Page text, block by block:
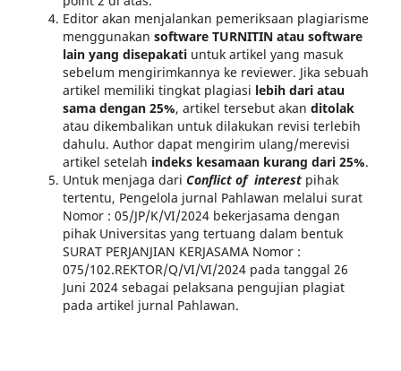
Editor akan menjalankan pemeriksaan plagiarisme
menggunakan software TURNITIN atau software
lain yang disepakatiuntuk artikel yang masuk
sebelum mengirimkannya ke reviewer. Jika sebuah
artikel memiliki tingkat plagiasi lebih dari atau
sama dengan 25%, artikel tersebut akan ditolak
atau dikembalikan untuk dilakukan revisi terlebih
dahulu. Author dapat mengirim ulang/merevisi
artikel setelah indeks kesamaan kurang dari 25%.
Untuk menjaga dari Conflict of interestpihak
tertentu, Pengelola jurnal Pahlawan melalui surat
Nomor : 05/JP/K/VI/2024 bekerjasama dengan
pihak Universitas yang tertuang dalam bentuk
SURAT PERJANJIAN KERJASAMA Nomor :
075/102.REKTOR/Q/VI/VI/2024 pada tanggal 26
Juni 2024 sebagai pelaksana pengujian plagiat
pada artikel jurnal Pahlawan.